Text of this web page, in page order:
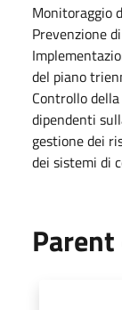
Monitoraggio
Prevenzione
del piano
Controllo
dipendenti
gestione dei
dei sistemi di